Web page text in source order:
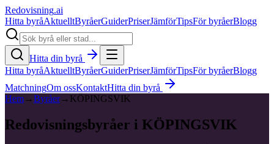
Redovisning.ai
Hitta byråAktuelltByråerGuiderPriserJämförTipsFör byråerBlogg
Hitta din byrå
Hitta byråAktuelltByråerGuiderPriserJämförTipsFör byråerBlogg
MatchningOm ossKontaktHitta din byrå
Hem→Byråer→ KÖPINGSVIK
Redovisningsbyråer i KÖPINGSVIK